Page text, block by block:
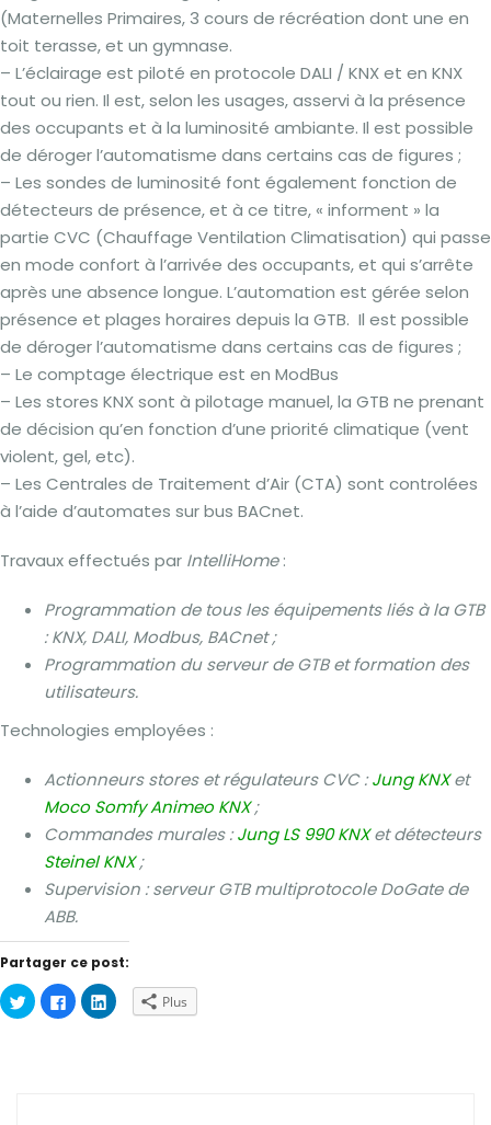
(Maternelles Primaires, 3 cours de récréation dont une en
toit terasse, et un gymnase.
– L’éclairage est piloté en protocole DALI / KNX et en KNX
tout ou rien. Il est, selon les usages, asservi à la présence
des occupants et à la luminosité ambiante. Il est possible
de déroger l’automatisme dans certains cas de figures ;
– Les sondes de luminosité font également fonction de
détecteurs de présence, et à ce titre, « informent » la
partie CVC (Chauffage Ventilation Climatisation) qui passe
en mode confort à l’arrivée des occupants, et qui s’arrête
après une absence longue. L’automation est gérée selon
présence et plages horaires depuis la GTB. Il est possible
de déroger l’automatisme dans certains cas de figures ;
– Le comptage électrique est en ModBus
– Les stores KNX sont à pilotage manuel, la GTB ne prenant
de décision qu’en fonction d’une priorité climatique (vent
violent, gel, etc).
– Les Centrales de Traitement d’Air (CTA) sont controlées
à l’aide d’automates sur bus BACnet.
Travaux effectués par IntelliHome:
Programmation de tous les équipements liés à la GTB
: KNX, DALI, Modbus, BACnet ;
Programmation du serveur de GTB et formation des
utilisateurs.
Technologies employées :
Actionneurs stores et régulateurs CVC :Jung KNXet
Moco Somfy Animeo KNX;
Commandes murales :Jung LS 990 KNXet détecteurs
Steinel KNX ;
Supervision : serveur GTB multiprotocole DoGate de
ABB.
Partager ce post:
Cliquez
pour
partager
Cliquez
pour
partager
Cliquez
pour Plus